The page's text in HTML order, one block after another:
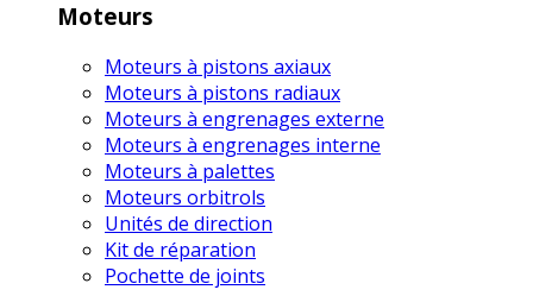
Moteurs
Moteurs à pistons axiaux
Moteurs à pistons radiaux
Moteurs à engrenages externe
Moteurs à engrenages interne
Moteurs à palettes
Moteurs orbitrols
Unités de direction
Kit de réparation
Pochette de joints